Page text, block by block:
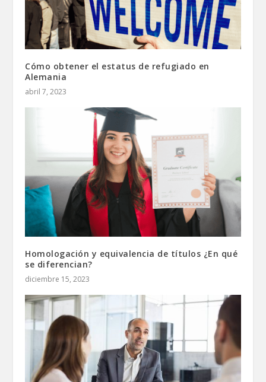
Cómo obtener el estatus de refugiado en
Alemania
abril 7, 2023
Homologación y equivalencia de títulos ¿En qué
se diferencian?
diciembre 15, 2023